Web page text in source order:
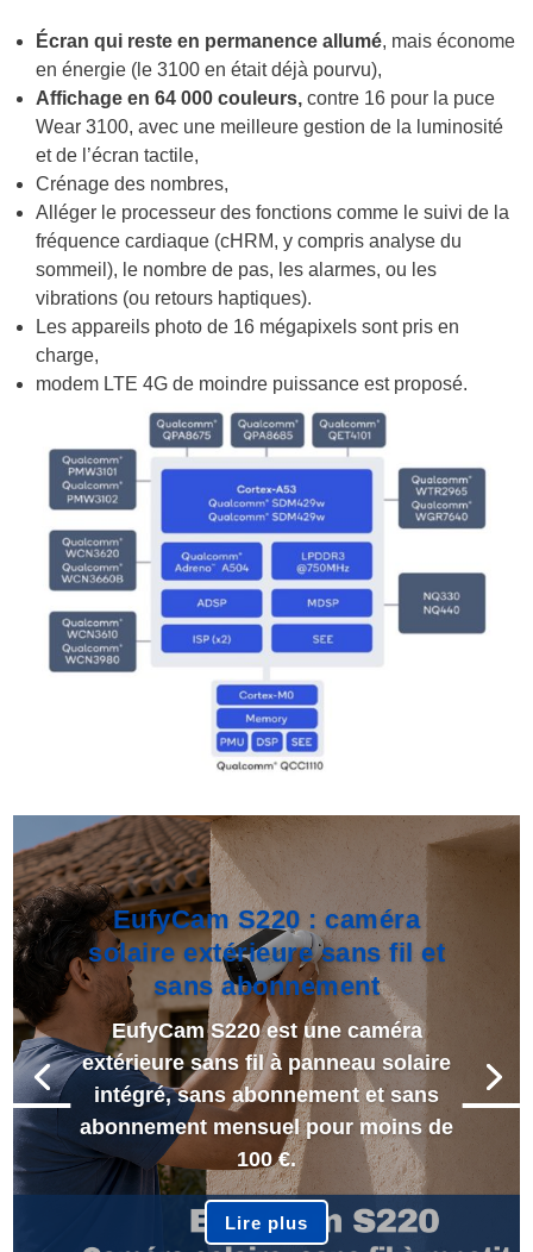
Écran qui reste en permanence allumé, mais économe
en énergie (le 3100 en était déjà pourvu),
Affichage en 64 000 couleurs,contre 16 pour la puce
Wear 3100, avec une meilleure gestion de la luminosité
et de l’écran tactile,
Crénage des nombres,
Alléger le processeur des fonctions comme le suivi de la
fréquence cardiaque (cHRM, y compris analyse du
sommeil), le nombre de pas, les alarmes, ou les
vibrations (ou retours haptiques).
Les appareils photo de 16 mégapixels sont pris en
charge,
modem LTE 4G de moindre puissance est proposé.
EufyCam S220 : caméra
solaire extérieure sans fil et
sans abonnement
EufyCam S220 est une caméra
extérieure sans fil à panneau solaire
intégré, sans abonnement et sans
abonnement mensuel pour moins de
100 €.
Lire plus